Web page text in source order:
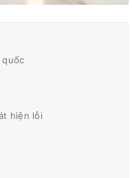
hiện lỗi